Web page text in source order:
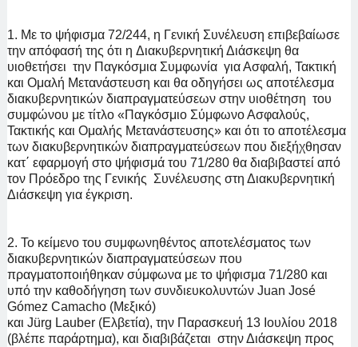
1. Με το ψήφισμα 72/244, η Γενική Συνέλευση επιβεβαίωσε
την απόφασή της ότι η Διακυβερνητική Διάσκεψη θα
υιοθετήσει την Παγκόσμια Συμφωνία για Ασφαλή, Τακτική
και Ομαλή Μετανάστευση και θα οδηγήσει ως αποτέλεσμα
διακυβερνητικών διαπραγματεύσεων στην υιοθέτηση του
συμφώνου με τίτλο «Παγκόσμιο Σύμφωνο Ασφαλούς,
Τακτικής και Ομαλής Μετανάστευσης» και ότι το αποτέλεσμα
των διακυβερνητικών διαπραγματεύσεων που διεξήχθησαν
κατ΄ εφαρμογή στο ψήφισμά του 71/280 θα διαβιβαστεί από
τον Πρόεδρο της Γενικής Συνέλευσης στη Διακυβερνητική
Διάσκεψη για έγκριση.
2. Το κείμενο του συμφωνηθέντος αποτελέσματος των
διακυβερνητικών διαπραγματεύσεων που
πραγματοποιήθηκαν σύμφωνα με το ψήφισμα 71/280 και
υπό την καθοδήγηση των συνδιευκολυντών Juan José
Gómez Camacho (Μεξικό)
και Jürg Lauber (Ελβετία), την Παρασκευή 13 Ιουλίου 2018
(βλέπε παράρτημα), και διαβιβάζεται στην Διάσκεψη προς